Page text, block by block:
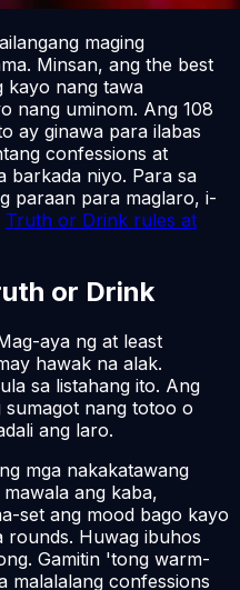
maging
Minsan, ang the best
kayo nang tawa
nang uminom. Ang 108
ay ginawa para ilabas
confessions at
barkada niyo. Para sa
paraan para maglaro, i-
Truth or Drink rules at
or Drink
aya ng at least
hawak na alak.
sa listahang ito. Ang
nang totoo o
ang laro.
mga nakakatawang
ang kaba,
set ang mood bago kayo
rounds. Huwag ibuhos
Gamitin 'tong warm-
malalalang confessions